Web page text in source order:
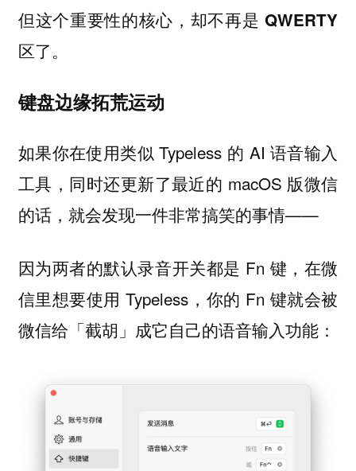
但这个重要性的核心，却不再是 QWERTY
区了。
键盘边缘拓荒运动
如果你在使用类似 Typeless 的 AI 语音输入
工具，同时还更新了最近的 macOS 版微信
的话，就会发现一件非常搞笑的事情——
因为两者的默认录音开关都是 Fn 键，在微
信里想要使用 Typeless，你的 Fn 键就会被
微信给「截胡」成它自己的语音输入功能：